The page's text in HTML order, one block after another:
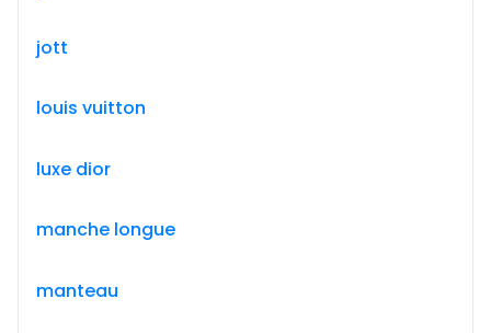
jott
louis vuitton
luxe dior
manche longue
manteau